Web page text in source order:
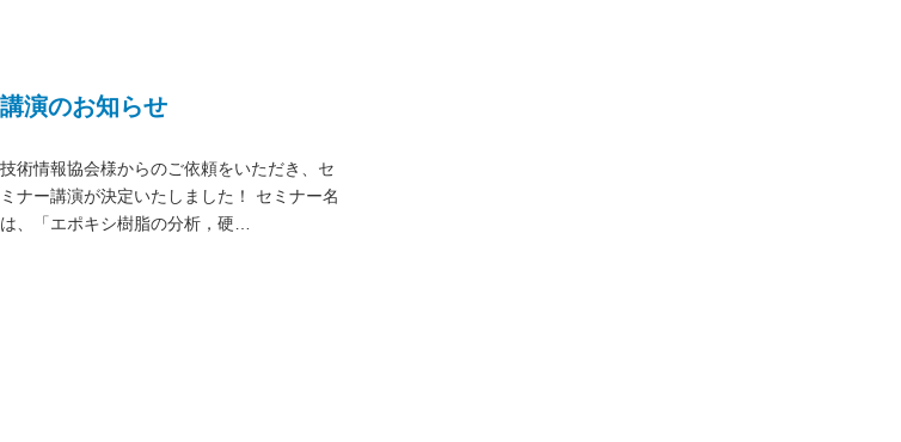
講演のお知らせ
技術情報協会様からのご依頼をいただき、セ
ミナー講演が決定いたしました！ セミナー名
は、「エポキシ樹脂の分析，硬…